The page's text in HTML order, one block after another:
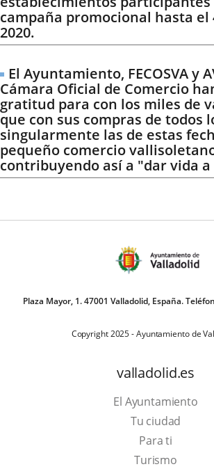
campaña promocional hasta el
2020.
El Ayuntamiento, FECOSVA y
Cámara Oficial de Comercio
gratitud para con los miles de
que con sus compras de todos
singularmente las de estas
pequeño comercio
contribuyendo así a "dar vida
Plaza Mayor, 1. 47001 Valladolid, España.
Copyright 2025 - Ayuntamiento de
valladolid.es
El Ayuntamiento
Tu ciudad
Para ti
TurismoThis